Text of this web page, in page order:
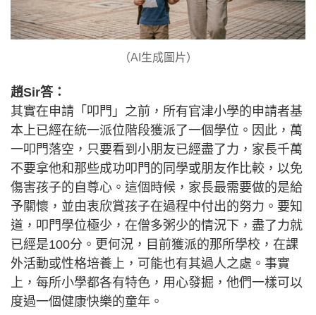
（AI生成圖片）
趙Sir答：
其實在申請「叩門」之前，所有官津小學的申請者基
本上已經在統一派位階段獲派了一個學位。因此，萬
一叩門落空，只要看到小朋友已經盡了力，家長千萬
不要拿他和那些成功叩門的同學或朋友作比較，以免
傷害孩子的自尊心。這個時候，家長最需要做的是給
予關懷，並由衷欣賞孩子在過程中付出的努力。要知
道，叩門學位極少，在僧多粥少的情況下，盡了力就
已經是100分。更何況，目前獲派的那所學校，在課
外活動或性格培養上，可能也有其過人之處。事實
上，每所小學都各有特色，用心發掘，他們一樣可以
度過一個健康快樂的童年。